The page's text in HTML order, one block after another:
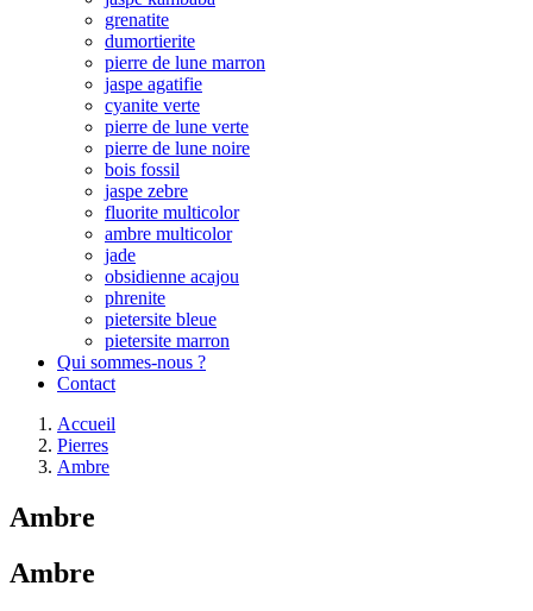
grenatite
dumortierite
pierre de lune marron
jaspe agatifie
cyanite verte
pierre de lune verte
pierre de lune noire
bois fossil
jaspe zebre
fluorite multicolor
ambre multicolor
jade
obsidienne acajou
phrenite
pietersite bleue
pietersite marron
Qui sommes-nous ?
Contact
Accueil
Pierres
Ambre
Ambre
Ambre